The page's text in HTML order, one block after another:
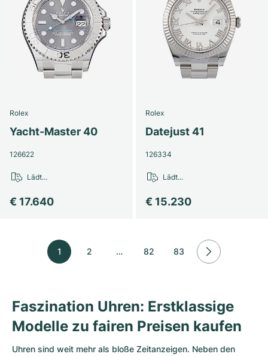
Rolex
Yacht-Master 40
126622
€ 17.640
Lädt...
Rolex
Datejust 41
126334
€ 15.230
Lädt...
1 2 … 82 83
Faszination Uhren: Erstklassige
Modelle zu fairen Preisen kaufen
Uhren sind weit mehr als bloße Zeitanzeigen. Neben den